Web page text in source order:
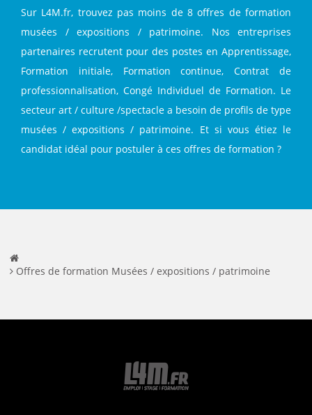
Sur L4M.fr, trouvez pas moins de 8 offres de formation
musées / expositions / patrimoine. Nos entreprises
partenaires recrutent pour des postes en Apprentissage,
Formation initiale, Formation continue, Contrat de
professionnalisation, Congé Individuel de Formation. Le
secteur art / culture /spectacle a besoin de profils de type
musées / expositions / patrimoine. Et si vous étiez le
candidat idéal pour postuler à ces offres de formation ?
Offres de formation Musées / expositions / patrimoine